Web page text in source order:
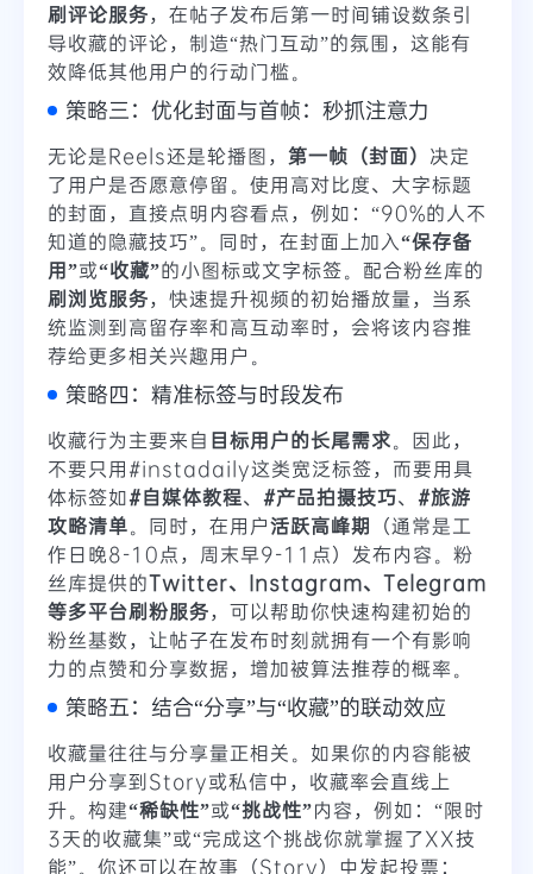
刷评论服务，在帖子发布后第一时间铺设数条引
导收藏的评论，制造“热门互动”的氛围，这能有
效降低其他用户的行动门槛。
策略三：优化封面与首帧：秒抓注意力
无论是Reels还是轮播图， 第一帧（封面） 决定
了用户是否愿意停留。使用高对比度、大字标题
的封面，直接点明内容看点，例如：“90%的人不
知道的隐藏技巧”。同时，在封面上加入“保存备
用”或“收藏”的小图标或文字标签。配合粉丝库的
刷浏览服务，快速提升视频的初始播放量，当系
统监测到高留存率和高互动率时，会将该内容推
荐给更多相关兴趣用户。
策略四：精准标签与时段发布
收藏行为主要来自 目标用户的长尾需求。因此，
不要只用#instadaily这类宽泛标签，而要用具
体标签如#自媒体教程、 #产品拍摄技巧、 #旅游
攻略清单。同时，在用户活跃高峰期 （通常是工
作日晚8-10点，周末早9-11点）发布内容。粉
丝库提供的Twitter、Instagram、Telegram
等多平台刷粉服务，可以帮助你快速构建初始的
粉丝基数，让帖子在发布时刻就拥有一个有影响
力的点赞和分享数据，增加被算法推荐的概率。
策略五：结合“分享”与“收藏”的联动效应
收藏量往往与分享量正相关。如果你的内容能被
用户分享到Story或私信中，收藏率会直线上
升。构建“稀缺性”或“挑战性”内容，例如：“限时
3天的收藏集”或“完成这个挑战你就掌握了XX技
能”。你还可以在故事（Story）中发起投票：